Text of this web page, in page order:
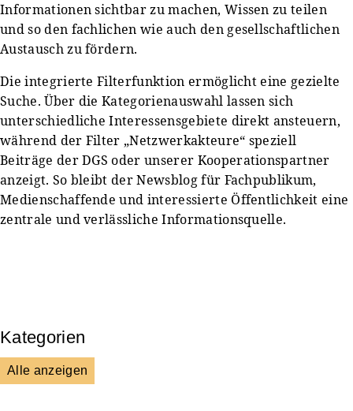
Informationen sichtbar zu machen, Wissen zu teilen
und so den fachlichen wie auch den gesellschaftlichen
Austausch zu fördern.
Die integrierte Filterfunktion ermöglicht eine gezielte
Suche. Über die Kategorienauswahl lassen sich
unterschiedliche Interessensgebiete direkt ansteuern,
während der Filter „Netzwerkakteure“ speziell
Beiträge der DGS oder unserer Kooperationspartner
anzeigt. So bleibt der Newsblog für Fachpublikum,
Medienschaffende und interessierte Öffentlichkeit eine
zentrale und verlässliche Informationsquelle.
Kategorien
Alle anzeigen